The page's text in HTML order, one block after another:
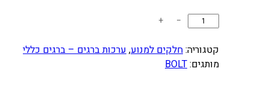
ו
ת
−
+
קטגוריה:חלקים למנוע, ערכות ברגים – ברגים כללי
מותגים:BOLT